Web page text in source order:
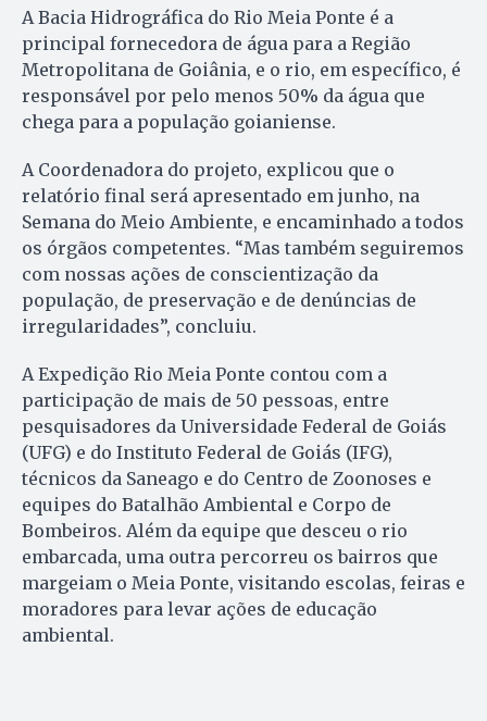
A Bacia Hidrográfica do Rio Meia Ponte é a
principal fornecedora de água para a Região
Metropolitana de Goiânia, e o rio, em específico, é
responsável por pelo menos 50% da água que
chega para a população goianiense.
A Coordenadora do projeto, explicou que o
relatório final será apresentado em junho, na
Semana do Meio Ambiente, e encaminhado a todos
os órgãos competentes. “Mas também seguiremos
com nossas ações de conscientização da
população, de preservação e de denúncias de
irregularidades”, concluiu.
A Expedição Rio Meia Ponte contou com a
participação de mais de 50 pessoas, entre
pesquisadores da Universidade Federal de Goiás
(UFG) e do Instituto Federal de Goiás (IFG),
técnicos da Saneago e do Centro de Zoonoses e
equipes do Batalhão Ambiental e Corpo de
Bombeiros. Além da equipe que desceu o rio
embarcada, uma outra percorreu os bairros que
margeiam o Meia Ponte, visitando escolas, feiras e
moradores para levar ações de educação
ambiental.